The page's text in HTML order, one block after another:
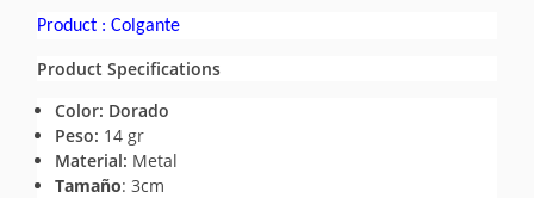
Product : Colgante
Product Specifications
Color: Dorado
Peso: 14 gr
Material: Metal
Tamaño: 3cm